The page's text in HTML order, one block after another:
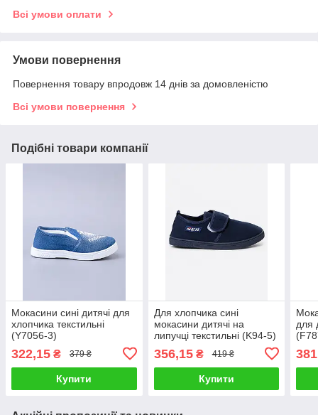
Всі умови оплати
Умови повернення
Повернення товару впродовж 14 днів за домовленістю
Всі умови повернення
Подібні товари компанії
Мокасини сині дитячі для
хлопчика текстильні
(Y7056-3)
322,15 ₴ 379 ₴
Купити
Для хлопчика сині
мокасини дитячі на
липучці текстильні (K94-5)
356,15₴ 419 ₴
Купити
для